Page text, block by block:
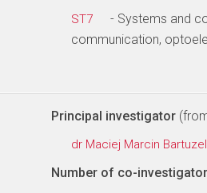
ST7
- Systems and
communication,
Principal investigator
dr Maciej Marcin Bartuzel
Number of co-